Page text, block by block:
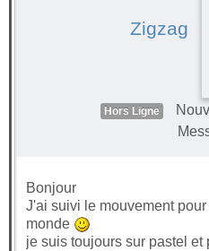
Zigzag
Hors Ligne
Bonjour
J'ai suivi le mouvement
monde
je suis toujours sur pastel et